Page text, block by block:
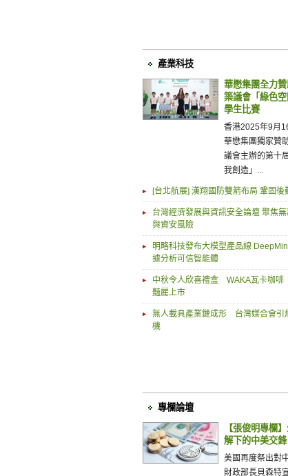
產業科技
華懋集團全力
築議會「綠色空
學生比賽
香港2025年9月
華懋集團獨家贊
議會主辦的第十
我創造」...
[台北航展] 漢翔國防雙箭布局 鞏固後
台灣經濟發展與資訊安全論壇 聚焦
與資安風險
明略科技發布大模型產品線
據分析可信智能體
中秋令人欣喜禮盒 WAKA瓦卡咖啡
豔麗上市
無人載具產業鏈成形 台灣媒合會引
機
專欄論壇
【張俊明專欄
解下的中美交鋒
美國再度祭出對
財政部長貝森特